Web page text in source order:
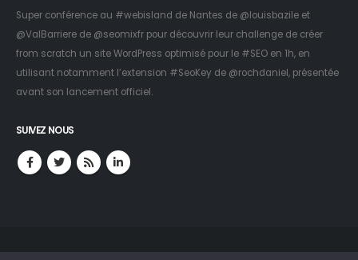
Super conférence au #webisland de Nantes de @louisbazile et
@ValBarriere de @seomixfr pour découvrir leur challenge de créer
from scratch un site WordPress optimisé pour le #SEO en 1h, en
utilisant notamment l’extension #SeoKey de @rochdaniel, présentée
avant son lancement officiel.
SUIVEZ NOUS